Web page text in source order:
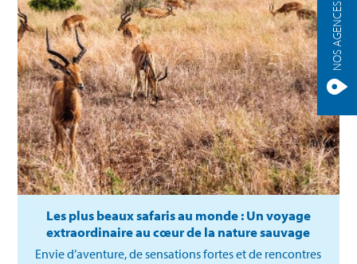
NOS AGENCES
Les plus beaux safaris au monde : Un voyage
extraordinaire au cœur de la nature sauvage
Envie d’aventure, de sensations fortes et de rencontres